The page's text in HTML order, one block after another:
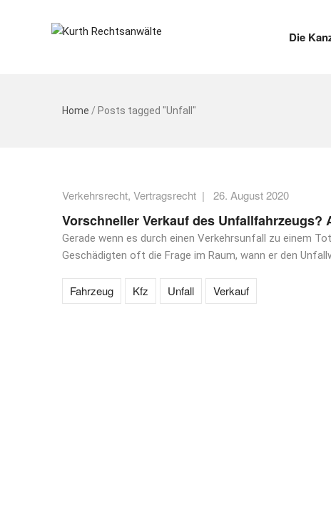
Die
Home / Posts tagged "Unfall"
Verkehrsrecht, Vertragsrecht | 26. August 2020
Vorschneller Verkauf des Unfallfahrzeugs?
Gerade wenn es durch einen Verkehrsunfall zu einem
Geschädigten oft die Frage im Raum, wann er den
Fahrzeug Kfz Unfall Verkauf